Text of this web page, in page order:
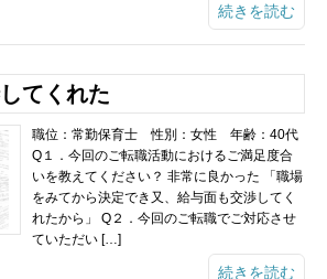
続きを読む
てくれた
職位：常勤保育士 性別：女性 年齢：40代
Q１．今回のご転職活動におけるご満足度合
いを教えてください？ 非常に良かった 「職場
をみてから決定でき又、給与面も交渉してく
れたから」 Q２．今回のご転職でご対応させ
ていただい […]
続きを読む